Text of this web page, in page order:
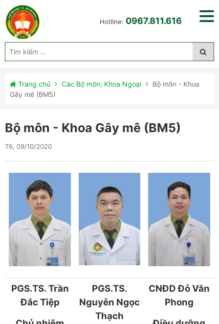
Hotline: 0967.811.616
Trang chủ Các Bộ môn, Khoa Ngoại
Bộ môn - Khoa
Gây mê (BM5)
Bộ môn - Khoa Gây mê (BM5)
T6, 09/10/2020
PGS.TS. Trần
Đắc Tiệp
PGS.TS.
Nguyễn Ngọc
Thạch
CNĐD Đỗ Văn
Phong